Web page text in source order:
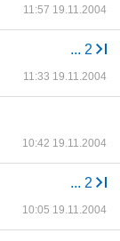
11:57 19.11.2004
... 2
11:33 19.11.2004
10:42 19.11.2004
... 2
10:05 19.11.2004